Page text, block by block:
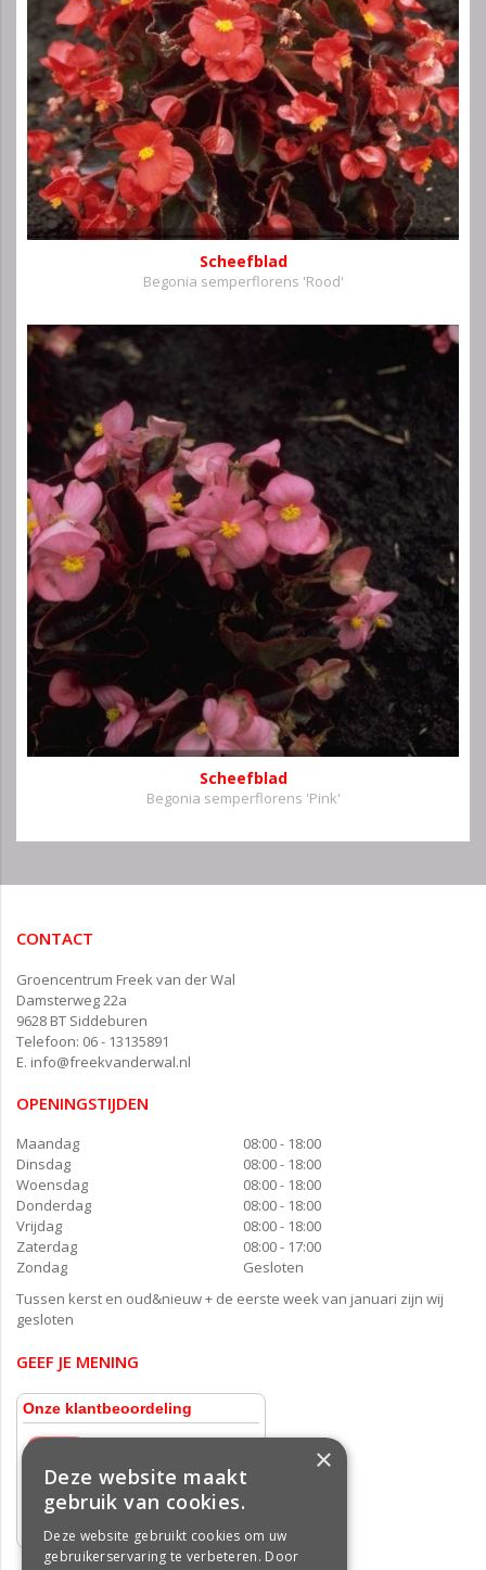
Scheefblad
Begonia semperflorens 'Rood'
Scheefblad
Begonia semperflorens 'Pink'
CONTACT
Groencentrum Freek van der Wal
Damsterweg 22a
9628 BT Siddeburen
Telefoon: 06 - 13135891
E. info@freekvanderwal.nl
OPENINGSTIJDEN
Maandag
08:00 - 18:00
Dinsdag
08:00 - 18:00
Woensdag
08:00 - 18:00
Donderdag
08:00 - 18:00
Vrijdag
08:00 - 18:00
Zaterdag
08:00 - 17:00
Zondag
Gesloten
Tussen kerst en oud&nieuw + de eerste week van januari zijn wij
gesloten
GEEF JE MENING
×
Deze website maakt
gebruik van cookies.
Deze website gebruikt cookies om uw
gebruikerservaring te verbeteren. Door